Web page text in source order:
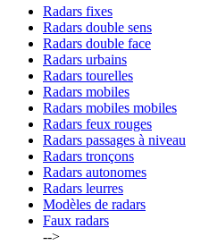
Radars fixes
Radars double sens
Radars double face
Radars urbains
Radars tourelles
Radars mobiles
Radars mobiles mobiles
Radars feux rouges
Radars passages à niveau
Radars tronçons
Radars autonomes
Radars leurres
Modèles de radars
Faux radars
-->